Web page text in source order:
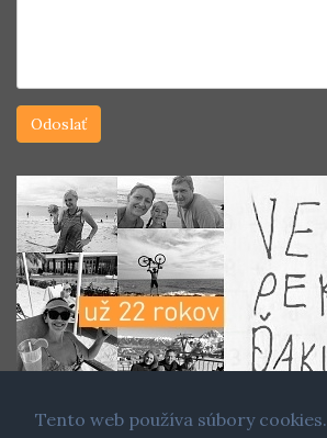
Tento web používa súbory cookies.